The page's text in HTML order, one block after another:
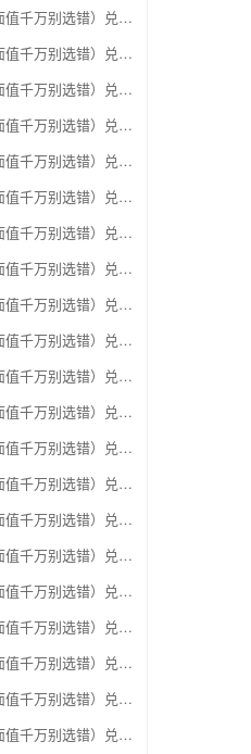
联通充值卡（面值千万别选错）兑换亚马逊（只要实体卡）
联通充值卡（面值千万别选错）兑换中粮我买网礼品卡
联通充值卡（面值千万别选错）兑换当当礼品卡
联通充值卡（面值千万别选错）兑换国美红券
联通充值卡（面值千万别选错）兑换盛付通卡
联通充值卡（面值千万别选错）兑换付费通
联通充值卡（面值千万别选错）兑换得仕通卡
联通充值卡（面值千万别选错）兑换便利通卡
联通充值卡（面值千万别选错）兑换同程旅游卡
联通充值卡（面值千万别选错）兑换万能消费卡
联通充值卡（面值千万别选错）兑换生活杉德卡
联通充值卡（面值千万别选错）兑换世通卡
联通充值卡（面值千万别选错）兑换商盟卡
联通充值卡（面值千万别选错）兑换赢点生活卡
联通充值卡（面值千万别选错）兑换智惠卡
联通充值卡（面值千万别选错）兑换途牛商旅卡
联通充值卡（面值千万别选错）兑换天天一卡通
联通充值卡（面值千万别选错）兑换(易初)卜蜂莲花礼品卡
联通充值卡（面值千万别选错）兑换神州运通超级卡(运通网购卡)
联通充值卡（面值千万别选错）兑换中石油省卡
联通充值卡（面值千万别选错）兑换必胜客